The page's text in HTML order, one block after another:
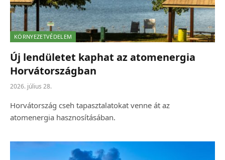
KÖRNYEZETVÉDELEM
Új lendületet kaphat az atomenergia
Horvátországban
2026. július 28.
Horvátország cseh tapasztalatokat venne át az
atomenergia hasznosításában.